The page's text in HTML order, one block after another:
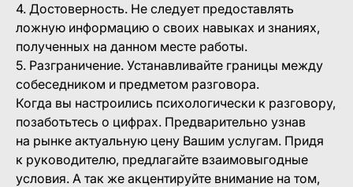
4. Достоверность. Не следует предоставлять
ложную информацию о своих навыках и знаниях,
полученных на данном месте работы.
5. Разграничение. Устанавливайте границы между
собеседником и предметом разговора.
Когда вы настроились психологически к разговору,
позаботьтесь о цифрах. Предварительно узнав
на рынке актуальную цену Вашим услугам. Придя
к руководителю, предлагайте взаимовыгодные
условия. А так же акцентируйте внимание на том,